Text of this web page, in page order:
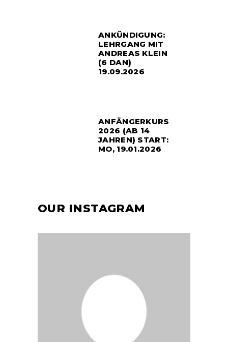
ANKÜNDIGUNG:
LEHRGANG MIT
ANDREAS KLEIN
(6 DAN)
19.09.2026
ANFÄNGERKURS
2026 (AB 14
JAHREN) START:
MO, 19.01.2026
OUR INSTAGRAM